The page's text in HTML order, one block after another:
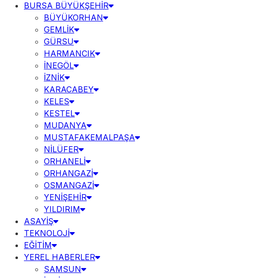
BURSA BÜYÜKŞEHİR
BÜYÜKORHAN
GEMLİK
GÜRSU
HARMANCIK
İNEGÖL
İZNİK
KARACABEY
KELES
KESTEL
MUDANYA
MUSTAFAKEMALPAŞA
NİLÜFER
ORHANELİ
ORHANGAZİ
OSMANGAZİ
YENİŞEHİR
YILDIRIM
ASAYİŞ
TEKNOLOJİ
EĞİTİM
YEREL HABERLER
SAMSUN